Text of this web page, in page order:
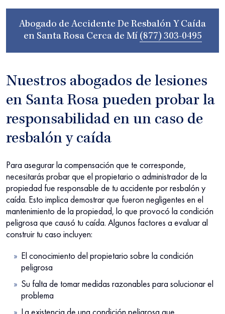
Abogado de Accidente De Resbalón Y Caída
en Santa Rosa Cerca de Mí (877) 303-0495
Nuestros abogados de lesiones
en Santa Rosa pueden probar la
responsabilidad en un caso de
resbalón y caída
Para asegurar la compensación que te corresponde,
necesitarás probar que el propietario o administrador de la
propiedad fue responsable de tu accidente por resbalón y
caída. Esto implica demostrar que fueron negligentes en el
mantenimiento de la propiedad, lo que provocó la condición
peligrosa que causó tu caída. Algunos factores a evaluar al
construir tu caso incluyen:
El conocimiento del propietario sobre la condición
peligrosa
Su falta de tomar medidas razonables para solucionar el
problema
La existencia de una condición peligrosa que